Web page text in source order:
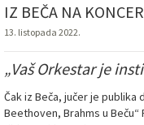
IZ BEČA NA
13. listopada 2022.
„Vaš Orkestar je
Čak iz Beča, jučer je
Beethoven, Brahms u